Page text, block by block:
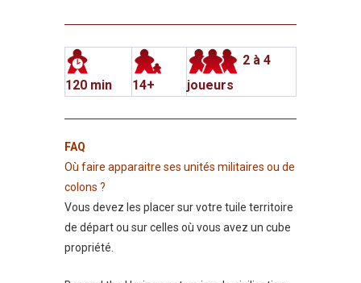
120 min 14+
2 à 4
joueurs
FAQ
Où faire apparaitre ses unités militaires ou de
colons ?
Vous devez les placer sur votre tuile territoire
de départ ou sur celles où vous avez un cube
propriété.